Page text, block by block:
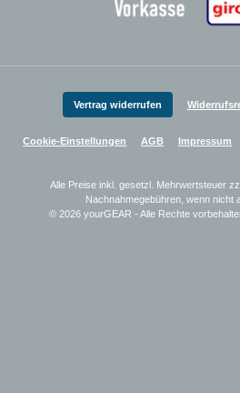
Vertrag widerrufen
Cookie-Einstellungen AGB Impressum
Alle Preise inkl. gesetzl. Mehrwertsteuer
Nachnahmegebühren, wenn nicht
© 2026 yourGEAR - Alle Rechte